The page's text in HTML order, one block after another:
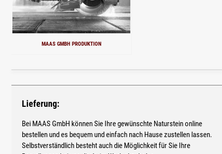
MAAS GMBH PRODUKTION
Lieferung:
Bei MAAS GmbH können Sie Ihre gewünschte Naturstein online
bestellen und es bequem und einfach nach Hause zustellen lassen.
Selbstverständlich besteht auch die Möglichkeit für Sie Ihre